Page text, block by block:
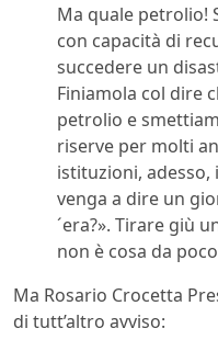
Ma quale petrolio!
con capacità di
succedere un
Finiamola col dire
petrolio e
riserve per molti
istituzioni, adesso,
venga a dire un
´era?». Tirare giù
non è cosa da
Ma Rosario Crocetta
di tutt’altro avviso: